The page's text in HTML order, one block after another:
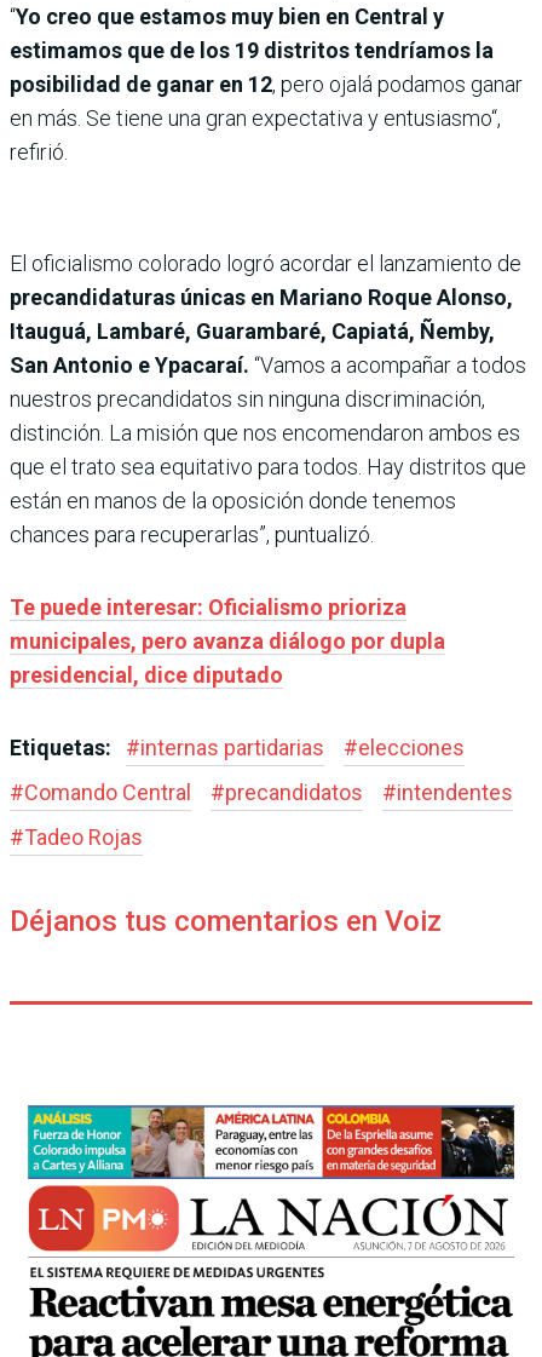
“Yo creo que estamos muy bien en Central y
estimamos que de los 19 distritos tendríamos la
posibilidad de ganar en 12, pero ojalá podamos ganar
en más. Se tiene una gran expectativa y entusiasmo“,
refirió.
El oficialismo colorado logró acordar el lanzamiento de
precandidaturas únicas en Mariano Roque Alonso,
Itauguá, Lambaré, Guarambaré, Capiatá, Ñemby,
San Antonio e Ypacaraí. “Vamos a acompañar a todos
nuestros precandidatos sin ninguna discriminación,
distinción. La misión que nos encomendaron ambos es
que el trato sea equitativo para todos. Hay distritos que
están en manos de la oposición donde tenemos
chances para recuperarlas”, puntualizó.
Te puede interesar: Oficialismo prioriza
municipales, pero avanza diálogo por dupla
presidencial, dice diputado
Etiquetas: #internas partidarias #elecciones
#Comando Central #precandidatos #intendentes
#Tadeo Rojas
Déjanos tus comentarios en Voiz